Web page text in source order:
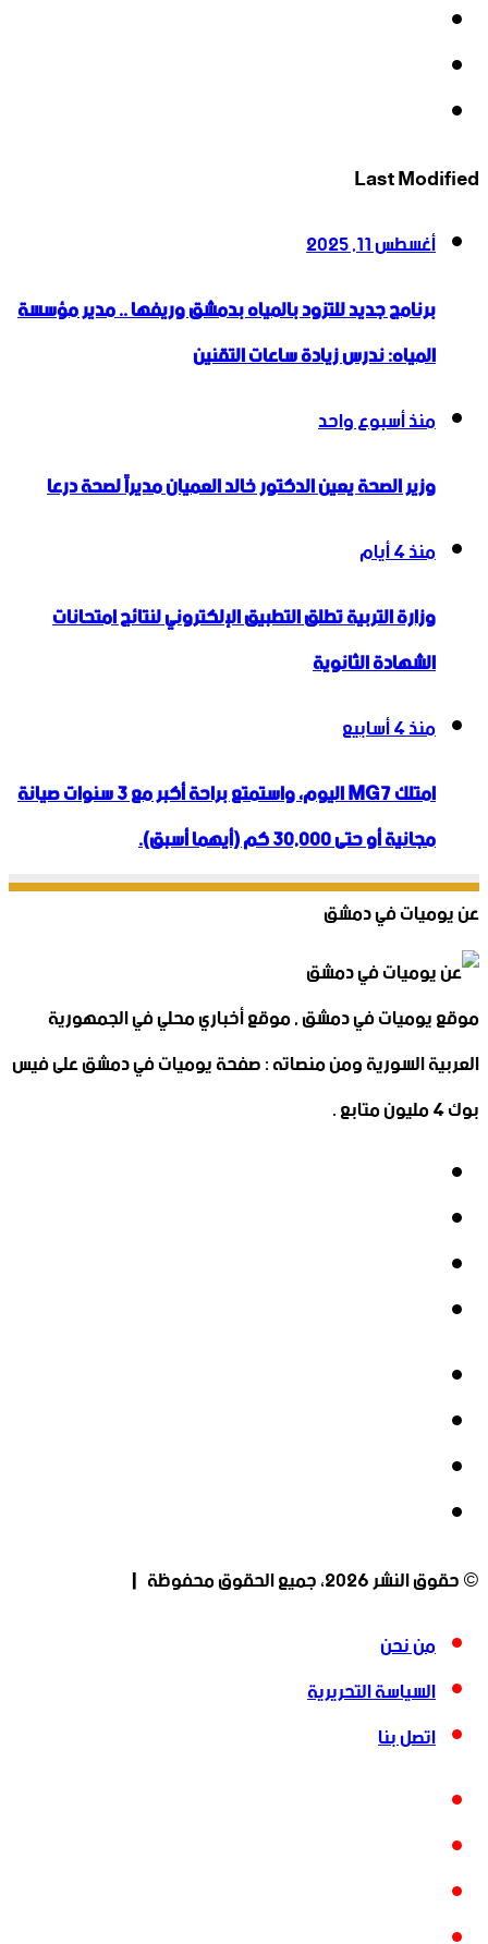
Last Modified
أغسطس 11, 2025
برنامج جديد للتزود بالمياه بدمشق وريفها .. مدير مؤسسة
المياه: ندرس زيادة ساعات التقنين
منذ أسبوع واحد
وزير الصحة يعين الدكتور خالد العميان مديراً لصحة درعا
منذ 4 أيام
وزارة التربية تطلق التطبيق الإلكتروني لنتائج امتحانات
الشهادة الثانوية
منذ 4 أسابيع
امتلك MG7 اليوم، واستمتع براحة أكبر مع 3 سنوات صيانة
مجانية أو حتى 30,000 كم (أيهما أسبق).
عن يوميات في دمشق
موقع يوميات في دمشق , موقع أخباري محلي في الجمهورية
العربية السورية ومن منصاته : صفحة يوميات في دمشق على فيس
بوك 4 مليون متابع .
© حقوق النشر 2026، جميع الحقوق محفوظة |
من نحن
السياسة التحريرية
اتصل بنا